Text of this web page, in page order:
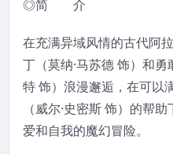
◎简 介
在充满异域风情的古代阿
丁（莫纳·马苏德 饰）和
特 饰）浪漫邂逅，在可以
（威尔·史密斯 饰）的帮
爱和自我的魔幻冒险。